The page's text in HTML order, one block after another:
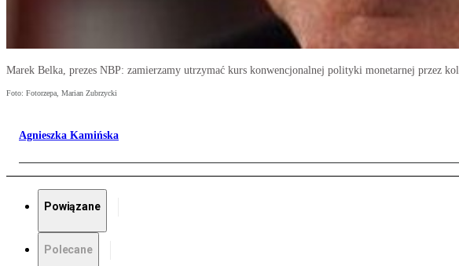
Marek Belka, prezes NBP: zamierzamy utrzymać kurs konwencjonalnej polityki monetarnej przez
Foto: Fotorzepa, Marian Zubrzycki
Agnieszka Kamińska
Powiązane
Polecane